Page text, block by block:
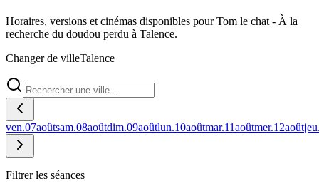
Horaires, versions et cinémas disponibles pour Tom le chat - À la
recherche du doudou perdu à Talence.
Changer de villeTalence
ven.07aoûtsam.08aoûtdim.09aoûtlun.10aoûtmar.11aoûtmer.12août
Filtrer les séances